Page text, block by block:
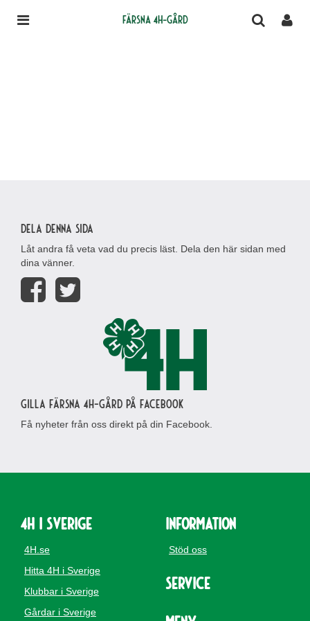
Färsna 4H-gård
Dela denna sida
Låt andra få veta vad du precis läst. Dela den här sidan med
dina vänner.
Gilla Färsna 4H-gård på Facebook
Få nyheter från oss direkt på din Facebook.
4H i Sverige
4H.se
Hitta 4H i Sverige
Klubbar i Sverige
Gårdar i Sverige
Information
Stöd oss
Service